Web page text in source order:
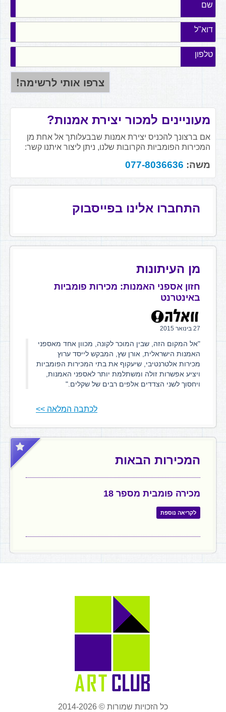
שם
דוא"ל
טלפון
מעוניינים למכור יצירת אמנות?
אם ברצונך להכניס יצירת אמנות שבבעלותך אל אחת מן
המכירות הפומביות הקרובות שלנו, ניתן ליצור איתנו קשר:
משה: 077-8036636
התחברו אלינו בפייסבוק
מן העיתונות
חזון אספני האמנות: מכירות פומביות
באינטרנט
27 בינואר 2015
"אל המקום הזה, שבין המוכר לקונה, מכוון אחד מאספני
האמנות הישראלית, אורן שץ, המבקש לייסד ערוץ
מכירות אלטרנטיבי, שיעקוף את בתי המכירות הפומביות
ויציע אפשרות זולה ומשתלמת יותר לאספני האמנות,
ויחסוך לשני הצדדים אלפים רבים של שקלים."
לכתבה המלאה >>
המכירות הבאות
מכירה פומבית מספר 18
לקריאה נוספת
כל הזכויות שמורות © 2014-2026